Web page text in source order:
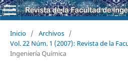
Inicio / Archivos /
Vol. 22 Núm. 1 (2007): Revista de la
Ingeniería Química